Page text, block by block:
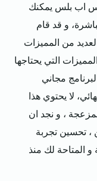
اب بلس يمكنك
و قد قام
من المميزات
التي يحتاجها
مجاني
لا يحتوي هذا
، و نجد ان
، تحسين تجربة
و المتاحة لك منذ